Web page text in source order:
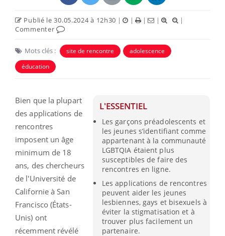
Publié le 30.05.2024 à 12h30 | | | |
|
Commenter
Mots clés : site de rencontre
adolescence
éducation
L'ESSENTIEL
Les garçons préadolescents et
les jeunes s’identifiant comme
appartenant à la communauté
LGBTQIA étaient plus
susceptibles de faire des
rencontres en ligne.
Les applications de rencontres
peuvent aider les jeunes
lesbiennes, gays et bisexuels à
éviter la stigmatisation et à
trouver plus facilement un
partenaire.
Bien que la plupart
des applications de
rencontres
imposent un âge
minimum de 18
ans, des chercheurs
de l'Université de
Californie à San
Francisco (États-
Unis) ont
récemment révélé